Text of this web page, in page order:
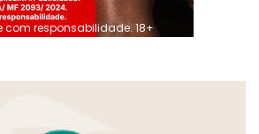
com responsabilidade. 18+